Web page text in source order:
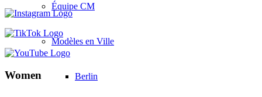
Équipe CM
Modèles en Ville
Berlin
Women